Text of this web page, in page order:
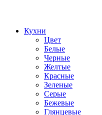
Кухни
Цвет
Белые
Черные
Желтые
Красные
Зеленые
Серые
Бежевые
Глянцевые